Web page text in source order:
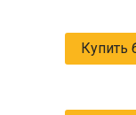
Купить